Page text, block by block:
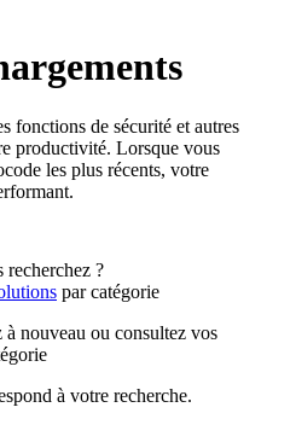
fonctions de sécurité et autres
productivité. Lorsque vous
les plus récents, votre
recherchez ?
par catégorie
nouveau ou consultez vos
à votre recherche.